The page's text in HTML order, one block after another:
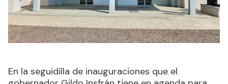
En la seguidilla de inauguraciones que el